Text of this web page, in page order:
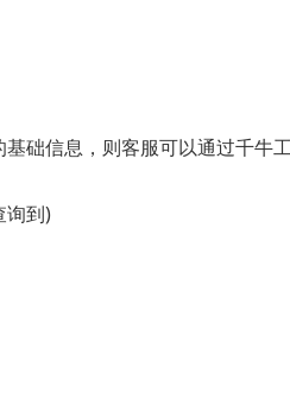
础信息，则客服可以通过千牛
询到)